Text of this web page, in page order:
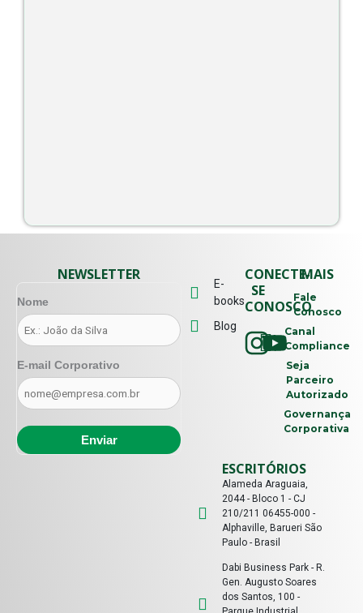
E-
books
Blog
CONECTE-
SE
CONOSCO
MAIS
Fale
Conosco
Canal
Compliance
Seja
Parceiro
Autorizado
Governança
Corporativa
ESCRITÓRIOS
Alameda Araguaia,
2044 - Bloco 1 - CJ
210/211 06455-000 -
Alphaville, Barueri São
Paulo - Brasil
Dabi Business Park - R.
Gen. Augusto Soares
dos Santos, 100 -
NEWSLETTER
Nome
E-mail Corporativo